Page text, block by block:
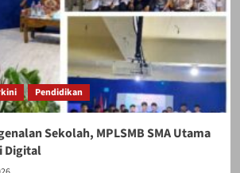
Pendidikan
Sekolah, MPLSMB SMA Utama
Digital